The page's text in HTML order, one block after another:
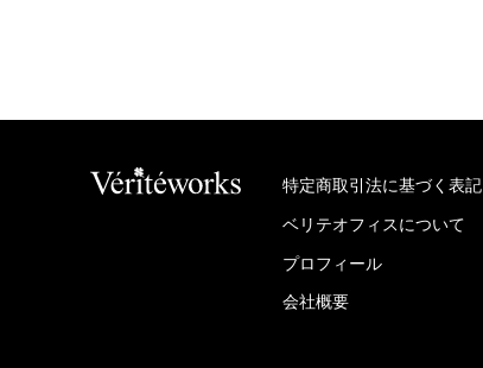
特定商取引法に基づく表記
ベリテオフィスについて
プロフィール
会社概要